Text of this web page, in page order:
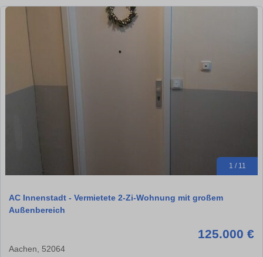
1 / 11
AC Innenstadt - Vermietete 2-Zi-Wohnung mit großem
Außenbereich
125.000 €
Aachen, 52064